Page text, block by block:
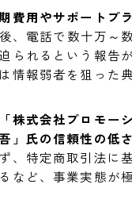
費用やサポートプ
、電話で数十万～
られるという報告
情報弱者を狙った
株式会社プロモー
」氏の信頼性の低さ
、特定商取引法に
など、事業実態が